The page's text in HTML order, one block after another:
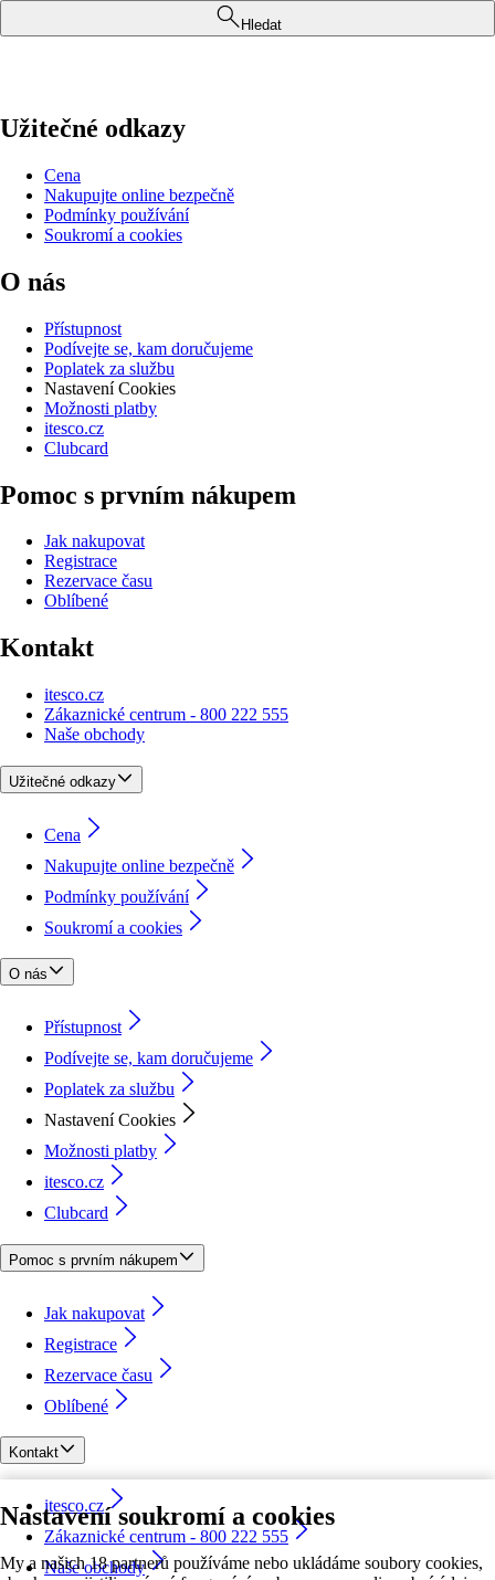
Nastavení soukromí a cookies
My a našich 18 partnerů používáme nebo ukládáme soubory cookies,
Hledat
Užitečné odkazy
Cena
Nakupujte online bezpečně
Podmínky používání
Soukromí a cookies
O nás
Přístupnost
Podívejte se, kam doručujeme
Poplatek za službu
Nastavení Cookies
Možnosti platby
itesco.cz
Clubcard
Pomoc s prvním nákupem
Jak nakupovat
Registrace
Rezervace času
Oblíbené
Kontakt
itesco.cz
Zákaznické centrum - 800 222 555
Naše obchody
Užitečné odkazy
Cena
Nakupujte online bezpečně
Podmínky používání
Soukromí a cookies
O nás
Přístupnost
Podívejte se, kam doručujeme
Poplatek za službu
Nastavení Cookies
Možnosti platby
itesco.cz
Clubcard
Pomoc s prvním nákupem
Jak nakupovat
Registrace
Rezervace času
Oblíbené
Kontakt
itesco.cz
Zákaznické centrum - 800 222 555
Naše obchody